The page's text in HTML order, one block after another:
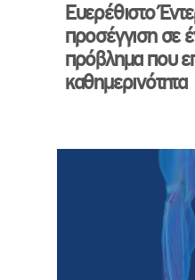
Ευερέθιστο
προσέγγιση σε
πρόβλημα που
καθημερινότητα